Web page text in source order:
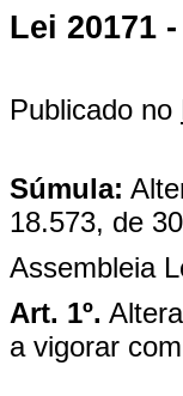
Lei 20171
Publicado no
Súmula:
18.573, de
Assembleia
Art. 1º.
a vigorar